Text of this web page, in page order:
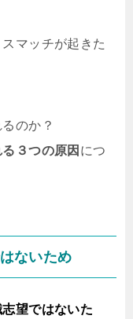
マッチが起きた
のか？
３つの原因 につ
ないため
志望ではないた